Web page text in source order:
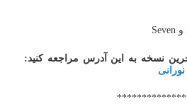
نسخه به این آدرس مراجعه کنید: